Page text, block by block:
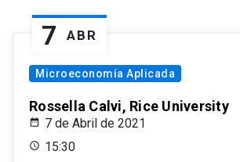
7 ABR
Microeconomía Aplicada
Rossella Calvi, Rice University
7 de Abril de 2021
15:30